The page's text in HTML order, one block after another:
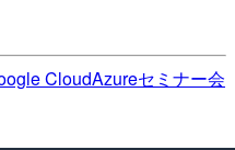
CloudAzureセミナー会